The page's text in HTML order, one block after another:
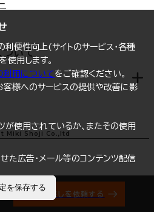
まとめて資料請求
オフィス探しを依頼する
利便性向上(サイトのサービス・各種
用します。
用についてをご確認ください。
客様へのサービスの提供や改善に影
が使用されているか、またその使用
た広告・メール等のコンテンツ配信
を保存する
いて
Miki Shoji Co.,ltd